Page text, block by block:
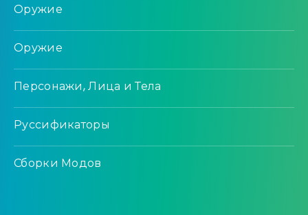
Оружие
Оружие
Персонажи, Лица и Тела
Руссификаторы
Сборки Модов